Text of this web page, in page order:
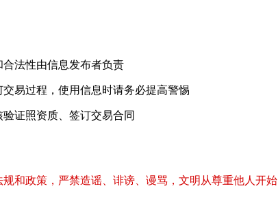
法性由信息发布者负责
易过程，使用信息时请务必提高警惕
证照资质、签订交易合同
和政策，严禁造谣、诽谤、谩骂，文明从尊重他人开始